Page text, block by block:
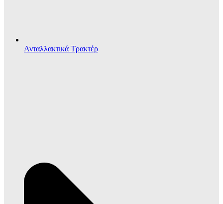
Ανταλλακτικά Τρακτέρ